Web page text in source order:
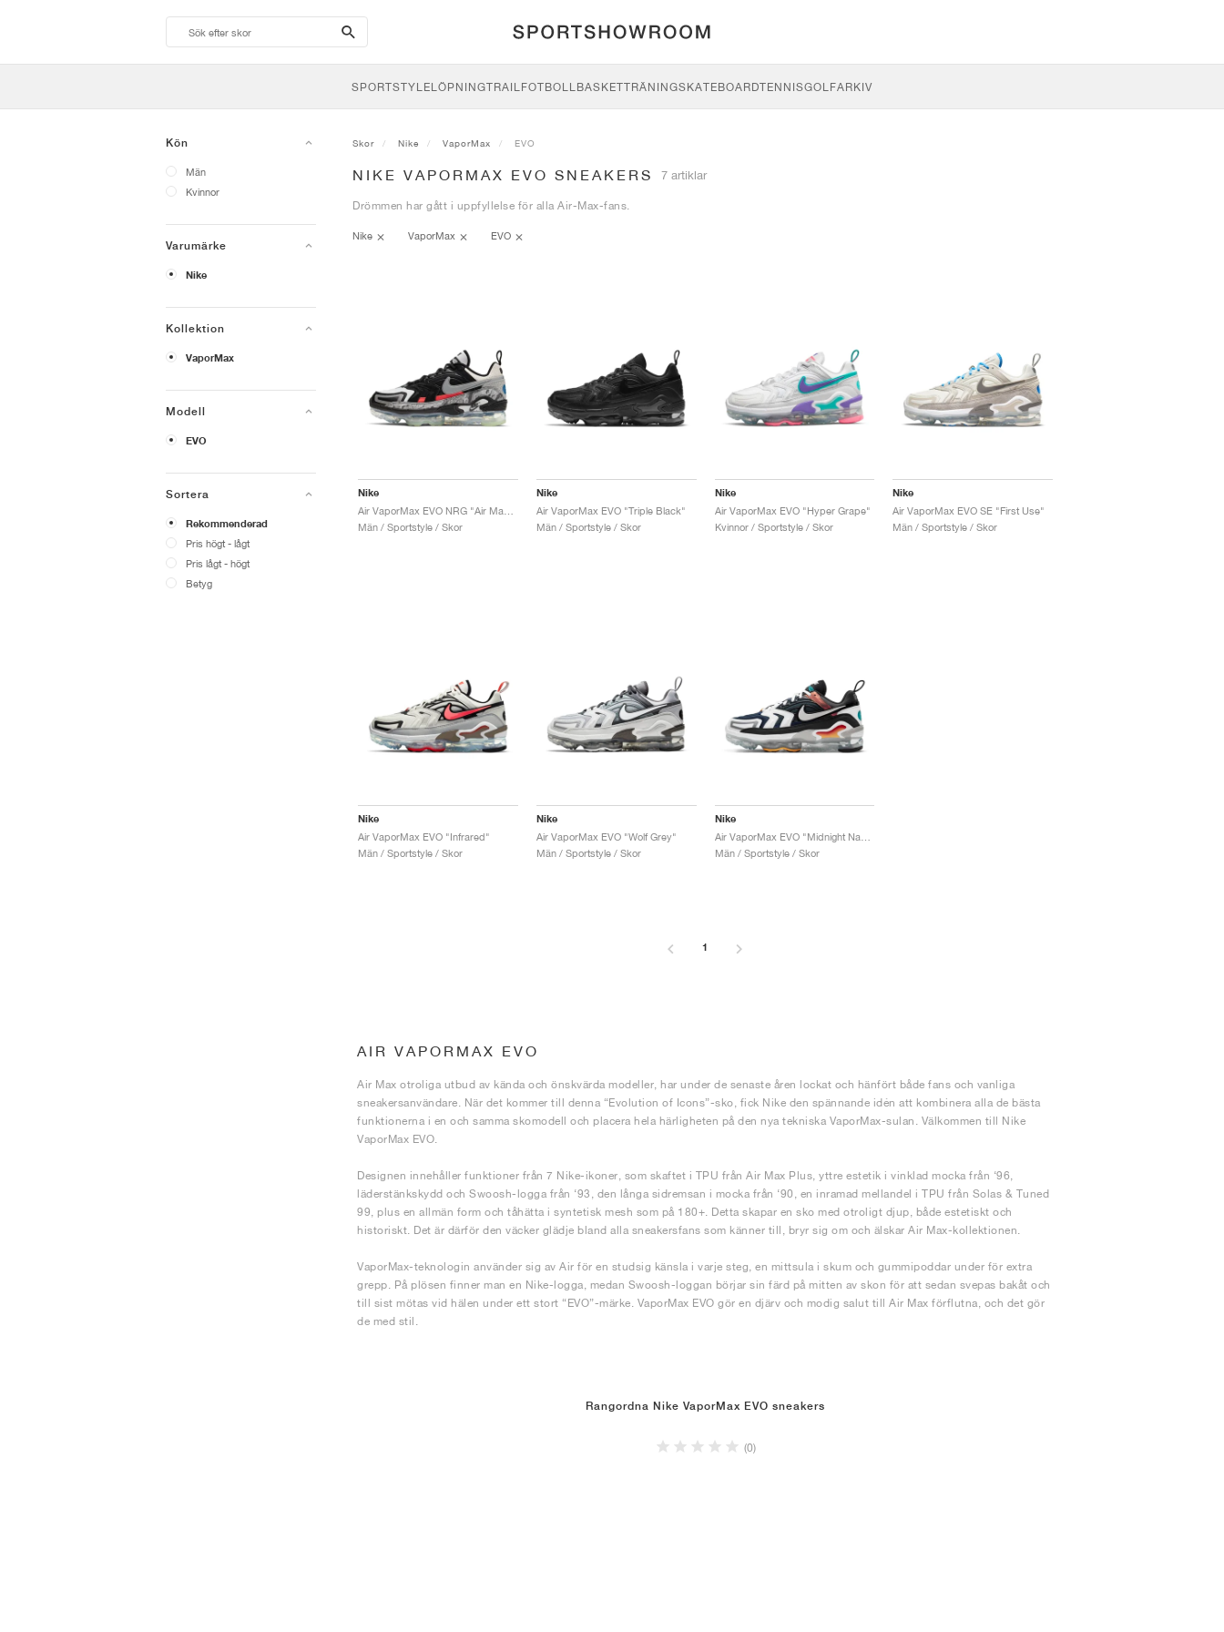
search-
btn
SPORTSTYLELÖPNINGTRAILFOTBOLLBASKETTRÄNINGSKATEBOARDTENNISGOLFARKIV
Kön
Män
Kvinnor
Varumärke
Nike
Kollektion
VaporMax
Modell
EVO
Sortera
Rekommenderad
Pris högt - lågt
Pris lågt - högt
Betyg
Skor Nike VaporMax EVO
NIKE VAPORMAX EVO SNEAKERS 7 artiklar
Drömmen har gått i uppfyllelse för alla Air-Max-fans.
Nike VaporMax EVO
Nike
Män / Sportstyle / Skor
Nike
Air VaporMax EVO "Triple Black"
Män / Sportstyle / Skor
Nike
Air VaporMax EVO "Hyper Grape"
Kvinnor / Sportstyle / Skor
Nike
Air VaporMax EVO SE "First Use"
Män / Sportstyle / Skor
Nike
Air VaporMax EVO "Infrared"
Män / Sportstyle / Skor
Nike
Air VaporMax EVO "Wolf Grey"
Män / Sportstyle / Skor
Nike
Män / Sportstyle / Skor
1
AIR VAPORMAX EVO
Air Max otroliga utbud av kända och önskvärda modeller, har under de senaste åren lockat och hänfört både fans och vanliga
sneakersanvändare. När det kommer till denna “Evolution of Icons”-sko, fick Nike den spännande idén att kombinera alla de bästa
funktionerna i en och samma skomodell och placera hela härligheten på den nya tekniska VaporMax-sulan. Välkommen till Nike
VaporMax EVO.
Designen innehåller funktioner från 7 Nike-ikoner, som skaftet i TPU från Air Max Plus, yttre estetik i vinklad mocka från ‘96,
läderstänkskydd och Swoosh-logga från ‘93, den långa sidremsan i mocka från ‘90, en inramad mellandel i TPU från Solas & Tuned
99, plus en allmän form och tåhätta i syntetisk mesh som på 180+. Detta skapar en sko med otroligt djup, både estetiskt och
historiskt. Det är därför den väcker glädje bland alla sneakersfans som känner till, bryr sig om och älskar Air Max-kollektionen.
VaporMax-teknologin använder sig av Air för en studsig känsla i varje steg, en mittsula i skum och gummipoddar under för extra
grepp. På plösen finner man en Nike-logga, medan Swoosh-loggan börjar sin färd på mitten av skon för att sedan svepas bakåt och
till sist mötas vid hälen under ett stort “EVO”-märke. VaporMax EVO gör en djärv och modig salut till Air Max förflutna, och det gör
de med stil.
Rangordna Nike VaporMax EVO sneakers
(0)